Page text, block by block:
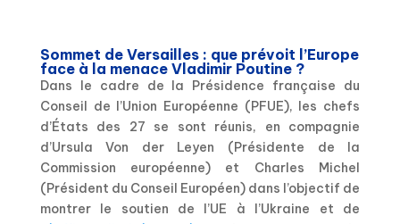
Sommet de Versailles : que prévoit l’Europe
face à la menace Vladimir Poutine ?
Dans le cadre de la Présidence française du
Conseil de l’Union Européenne (PFUE), les chefs
d’États des 27 se sont réunis, en compagnie
d’Ursula Von der Leyen (Présidente de la
Commission européenne) et Charles Michel
(Président du Conseil Européen) dans l’objectif de
montrer le soutien de l’UE à l’Ukraine et de